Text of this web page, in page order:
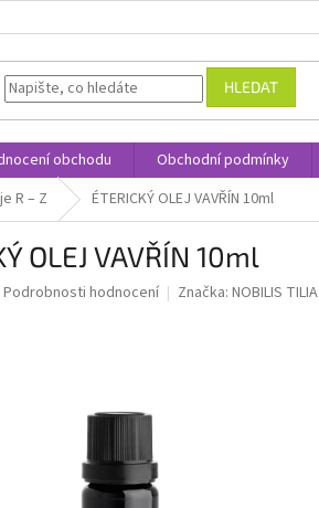
HLEDAT
obchodu Obchodní podmínky
R – Z ÉTERICKÝ OLEJ VAVŘÍN 10ml
OLEJ VAVŘÍN 10ml
Podrobnosti hodnocení Značka: NOBILIS TILIA